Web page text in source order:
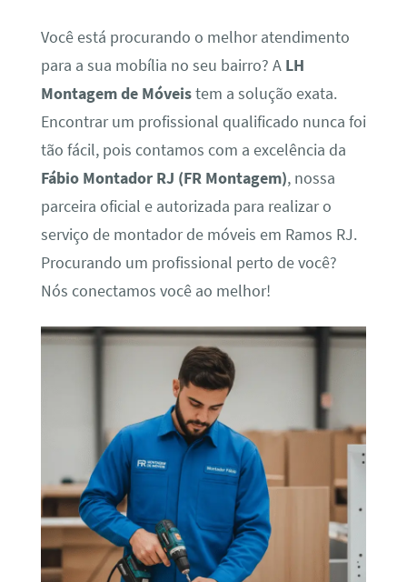
Você está procurando o melhor atendimento
para a sua mobília no seu bairro? A LH
Montagem de Móveistem a solução exata.
Encontrar um profissional qualificado nunca foi
tão fácil, pois contamos com a excelência da
Fábio Montador RJ (FR Montagem), nossa
parceira oficial e autorizada para realizar o
serviço de montador de móveis em Ramos RJ.
Procurando um profissional perto de você?
Nós conectamos você ao melhor!